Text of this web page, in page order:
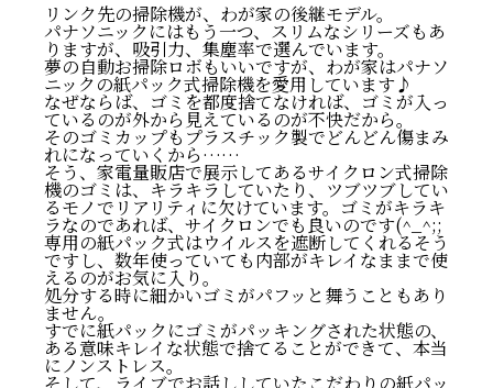
リンク先の掃除機が、わが家の後継モデル。
パナソニックにはもう一つ、スリムなシリーズもあ
りますが、吸引力、集塵率で選んでいます。
夢の自動お掃除ロボもいいですが、わが家はパナソ
ニックの紙パック式掃除機を愛用しています♪
なぜならば、ゴミを都度捨てなければ、ゴミが入っ
ているのが外から見えているのが不快だから。
そのゴミカップもプラスチック製でどんどん傷まみ
れになっていくから……
そう、家電量販店で展示してあるサイクロン式掃除
機のゴミは、キラキラしていたり、ツブツブしてい
るモノでリアリティに欠けています。ゴミがキラキ
ラなのであれば、サイクロンでも良いのです(^_^;;
専用の紙パック式はウイルスを遮断してくれるそう
ですし、数年使っていても内部がキレイなままで使
えるのがお気に入り。
処分する時に細かいゴミがパフッと舞うこともあり
ません。
すでに紙パックにゴミがパッキングされた状態の、
ある意味キレイな状態で捨てることができて、本当
にノンストレス。